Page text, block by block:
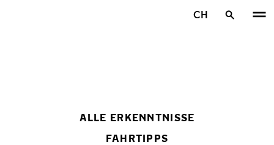
CH
ALLE ERKENNTNISSE
FAHRTIPPS